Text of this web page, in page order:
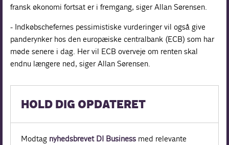
fransk økonomi fortsat er i fremgang, siger Allan Sørensen.
- Indkøbschefernes pessimistiske vurderinger vil også give
panderynker hos den europæiske centralbank (ECB) som har
møde senere i dag. Her vil ECB overveje om renten skal
endnu længere ned, siger Allan Sørensen.
HOLD DIG OPDATERET
Modtag nyhedsbrevet DI Business med relevante